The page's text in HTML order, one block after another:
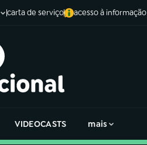
carta de serviço acesso à informação
VIDEOCASTS mais